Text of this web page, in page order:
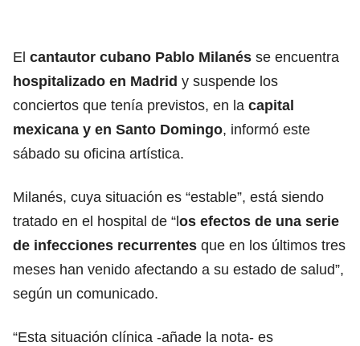
El cantautor cubano Pablo Milanés se encuentra
hospitalizado en Madrid y suspende los
conciertos que tenía previstos, en la capital
mexicana y en Santo Domingo, informó este
sábado su oficina artística.
Milanés, cuya situación es “estable”, está siendo
tratado en el hospital de “los efectos de una serie
de infecciones recurrentes que en los últimos tres
meses han venido afectando a su estado de salud”,
según un comunicado.
“Esta situación clínica -añade la nota- es